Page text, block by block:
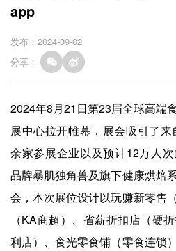
app
发布：2024-09-02
分享：
2024年8月21日第23届全球高端
展中心拉开帷幕，展会吸引了
余家参展企业以及预计12万人
品牌暴肌独角兽及旗下健康烘焙
会，本次展位设计以玩赚新零售
（KA商超）、省薪折扣店（硬
利店）、食光零食铺（零食连锁